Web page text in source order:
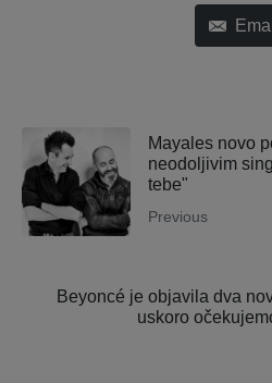
Mayales novo
neodoljivim
tebe"
Previous
Beyoncé je objavila dva
uskoro